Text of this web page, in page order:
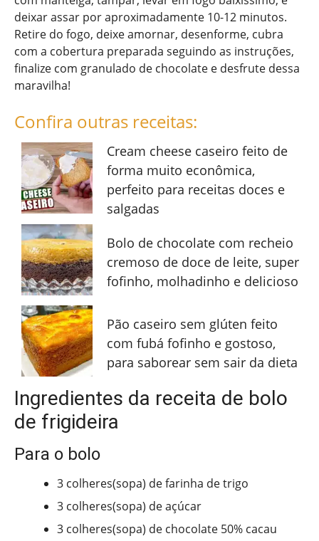
deixar assar por aproximadamente 10-12 minutos.
Retire do fogo, deixe amornar, desenforme, cubra
com a cobertura preparada seguindo as instruções,
finalize com granulado de chocolate e desfrute dessa
maravilha!
Confira outras receitas:
Cream cheese caseiro feito de
forma muito econômica,
perfeito para receitas doces e
salgadas
Bolo de chocolate com recheio
cremoso de doce de leite, super
fofinho, molhadinho e delicioso
Pão caseiro sem glúten feito
com fubá fofinho e gostoso,
para saborear sem sair da dieta
Ingredientes da receita de bolo
de frigideira
Para o bolo
3 colheres(sopa) de farinha de trigo
3 colheres(sopa) de açúcar
3 colheres(sopa) de chocolate 50% cacau